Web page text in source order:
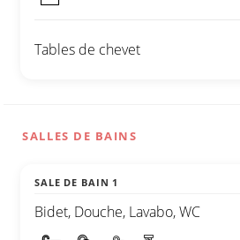
Tables de chevet
SALLES DE BAINS
SALE DE BAIN 1
Bidet, Douche, Lavabo, WC